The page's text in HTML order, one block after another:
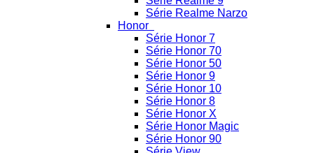
Série Realme Narzo
Honor
Série Honor 7
Série Honor 70
Série Honor 50
Série Honor 9
Série Honor 10
Série Honor 8
Série Honor X
Série Honor Magic
Série Honor 90